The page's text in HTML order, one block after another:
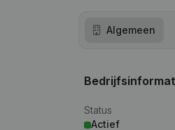
Algemeen
Status
Actief